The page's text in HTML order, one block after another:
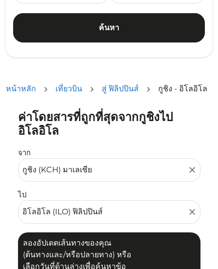
ค้นหา
หน้าหลัก เที่ยวบิน สู่ ฟิลิปปินส์ กูชิง - อิโลอิโล
ค่าโดยสารที่ถูกที่สุดจากกูชิงไป
อิโลอิโล
จาก
close
ไป
close
ลองอัปเดตเส้นทางของคุณ
(ต้นทางและ/หรือปลายทาง) หรือ
เลือกวันที่ด้านล่างเพื่อค้นหาข้อ
ลองอัปเดตเส้นทางของคุณ (ต้นทางและ/หรือปลายทาง) หรื